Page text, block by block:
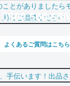
0800-500-5500
よくあるご質問はこちら